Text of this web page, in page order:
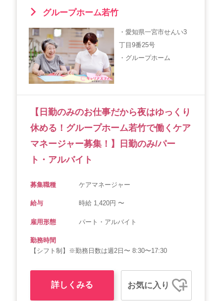
グループホーム若竹
・愛知県一宮市せんい3
丁目9番25号
・グループホーム
【日勤のみのお仕事だから夜はゆっくり
休める！グループホーム若竹で働くケア
マネージャー募集！】日勤のみ/パー
ト・アルバイト
募集職種 ケアマネージャー
給与 時給 1,420円 〜
雇用形態 パート・アルバイト
勤務時間
【シフト制】※勤務日数は週2日〜 8:30〜17:30
詳しくみる お気に入り